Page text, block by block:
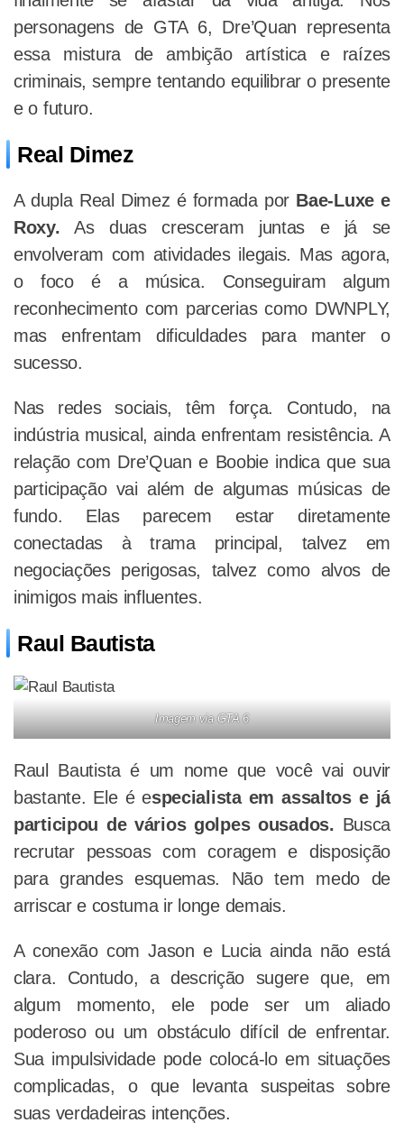
personagens de GTA 6, Dre’Quan representa
essa mistura de ambição artística e raízes
criminais, sempre tentando equilibrar o presente
e o futuro.
Real Dimez
A dupla Real Dimez é formada por Bae-Luxe e
Roxy. As duas cresceram juntas e já se
envolveram com atividades ilegais. Mas agora,
o foco é a música. Conseguiram algum
reconhecimento com parcerias como DWNPLY,
mas enfrentam dificuldades para manter o
sucesso.
Nas redes sociais, têm força. Contudo, na
indústria musical, ainda enfrentam resistência. A
relação com Dre’Quan e Boobie indica que sua
participação vai além de algumas músicas de
fundo. Elas parecem estar diretamente
conectadas à trama principal, talvez em
negociações perigosas, talvez como alvos de
inimigos mais influentes.
Raul Bautista
Imagem via GTA 6
Raul Bautista é um nome que você vai ouvir
bastante. Ele é especialista em assaltos e já
participou de vários golpes ousados. Busca
recrutar pessoas com coragem e disposição
para grandes esquemas. Não tem medo de
arriscar e costuma ir longe demais.
A conexão com Jason e Lucia ainda não está
clara. Contudo, a descrição sugere que, em
algum momento, ele pode ser um aliado
poderoso ou um obstáculo difícil de enfrentar.
Sua impulsividade pode colocá-lo em situações
complicadas, o que levanta suspeitas sobre
suas verdadeiras intenções.